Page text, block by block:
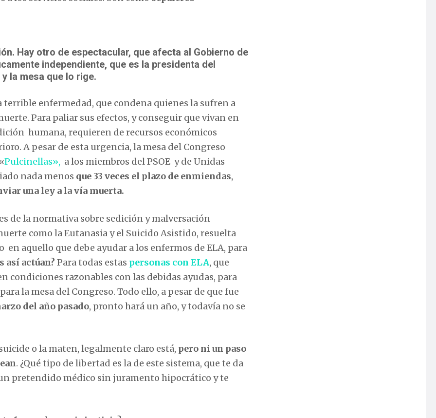
Hay otro de espectacular, que afecta al Gobierno de
independiente, que es la presidenta del
la mesa que lo rige.
terrible enfermedad, que condena quienes la sufren a
Para paliar sus efectos, y conseguir que vivan en
humana, requieren de recursos económicos
A pesar de esta urgencia, la mesa del Congreso
Pulcinellas», a los miembros del PSOE y de Unidas
nada menos que 33 veces el plazo de enmiendas,
una ley a la vía muerta.
de la normativa sobre sedición y malversación
como la Eutanasia y el Suicido Asistido, resuelta
aquello que debe ayudar a los enfermos de ELA, para
así actúan? Para todas estas personas con ELA, que
condiciones razonables con las debidas ayudas, para
la mesa del Congreso. Todo ello, a pesar de que fue
del año pasado, pronto hará un año, y todavía no se
o la maten, legalmente claro está, pero ni un paso
. ¿Qué tipo de libertad es la de este sistema, que te da
pretendido médico sin juramento hipocrático y te